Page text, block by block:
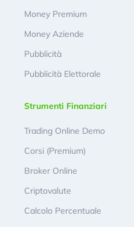
Money Premium
Money Aziende
Pubblicità
Pubblicità Elettorale
Strumenti Finanziari
Trading Online Demo
Corsi (Premium)
Broker Online
Criptovalute
Calcolo Percentuale